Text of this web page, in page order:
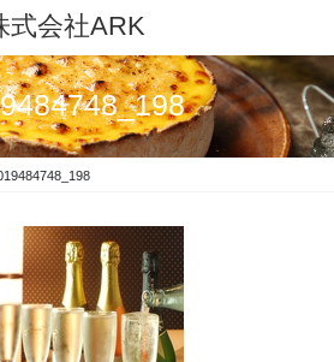
式会社ARK